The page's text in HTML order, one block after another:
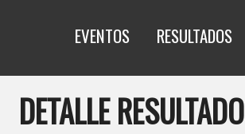
EVENTOS RESULTADOS
DETALLE RESULTADO